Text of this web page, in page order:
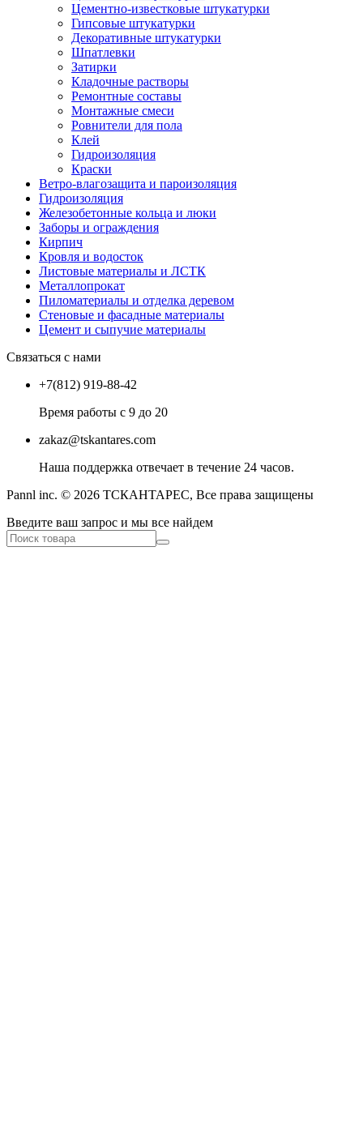
Цементно-известковые штукатурки
Гипсовые штукатурки
Декоративные штукатурки
Шпатлевки
Затирки
Кладочные растворы
Ремонтные составы
Монтажные смеси
Ровнители для пола
Клей
Гидроизоляция
Краски
Ветро-влагозащита и пароизоляция
Гидроизоляция
Железобетонные кольца и люки
Заборы и ограждения
Кирпич
Кровля и водосток
Листовые материалы и ЛСТК
Металлопрокат
Пиломатериалы и отделка деревом
Стеновые и фасадные материалы
Цемент и сыпучие материалы
Связаться с нами
+7(812) 919-88-42
Время работы с 9 до 20
zakaz@tskantares.com
Наша поддержка отвечает в течение 24 часов.
Pannl inc. © 2026 ТСКАНТАРЕС, Все права защищены
Введите ваш запрос и мы все найдем